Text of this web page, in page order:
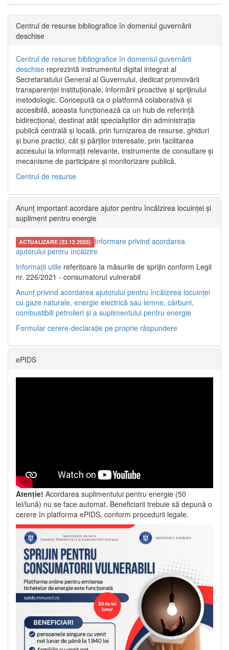
Centrul de resurse bibliografice în domeniul guvernării
deschise
Centrul de resurse bibliografice în domeniul guvernării
deschise reprezintă instrumentul digital integrat al
Secretariatului General al Guvernului, dedicat promovării
transparenței instituționale, informării proactive și sprijinului
metodologic. Concepută ca o platformă colaborativă și
accesibilă, aceasta funcționează ca un hub de referință
bidirecțional, destinat atât specialiștilor din administrația
publică centrală și locală, prin furnizarea de resurse, ghiduri
și bune practici, cât și părților interesate, prin facilitarea
accesului la informații relevante, instrumente de consultare și
mecanisme de participare și monitorizare publică.
Centrul de resurse
Anunț important acordare ajutor pentru încălzirea locuinței și
supliment pentru energie
ACTUALIZARE (23.12.2025) Informare privind acordarea
ajutorului pentru încălzire
Informații utile referitoare la măsurile de sprijin conform Legii
nr. 226/2021 - consumatorul vulnerabil
Anunț privind acordarea ajutorului pentru încălzirea locuinței
cu gaze naturale, energie electrică sau lemne, cărbuni,
combustibili petrolieri și a suplimentului pentru energie
Formular cerere-declarație pe proprie răspundere
ePIDS
Atenție! Acordarea suplimentului pentru energie (50
lei/lună) nu se face automat. Beneficiarii trebuie să depună o
cerere în platforma ePIDS, conform procedurii legale.